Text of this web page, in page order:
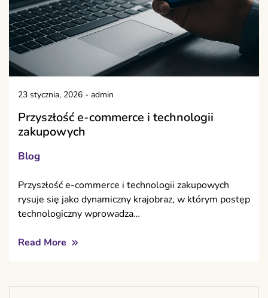
23 stycznia, 2026 - admin
Przyszłość e-commerce i technologii
zakupowych
Blog
Przyszłość e-commerce i technologii zakupowych
rysuje się jako dynamiczny krajobraz, w którym postęp
technologiczny wprowadza…
Read More